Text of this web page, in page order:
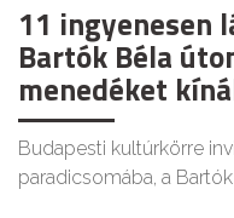
11 ingyenesen
Bartók Béla
menedéket
Budapesti kultúrkörre
paradicsomába, a